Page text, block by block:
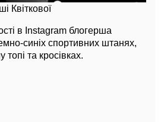
Квіткової
в Instagram блогерша
синіх спортивних штанях,
та кросівках.